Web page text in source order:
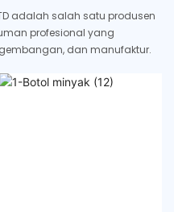
adalah salah satu produsen
profesional yang
dan manufaktur.